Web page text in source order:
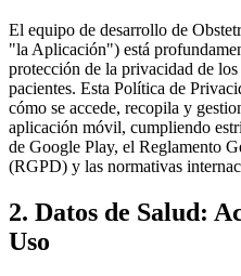
El equipo de desarrollo de
"la Aplicación") está
protección de la privacidad de
pacientes. Esta Política de
cómo se accede, recopila y
aplicación móvil, cumpliendo
de Google Play, el Reglamento
(RGPD) y las normativas
2. Datos de Salud:
Uso